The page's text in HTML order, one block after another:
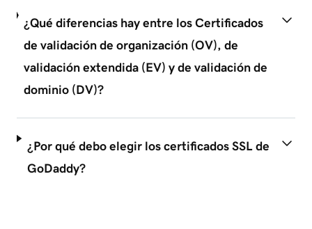
¿Qué diferencias hay entre los Certificados
de validación de organización (OV), de
validación extendida (EV) y de validación de
dominio (DV)?
¿Por qué debo elegir los certificados SSL de
GoDaddy?